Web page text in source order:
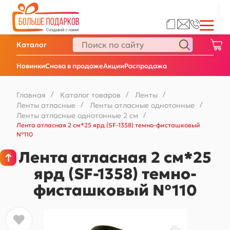
НовинкиСнова в продажеАкцииРаспродажа
Каталог
Главная / Каталог товаров / Ленты /
Ленты атласные / Ленты атласные однотонные /
Ленты атласные однотонные 2 см
/
Лента атласная 2 см*25 ярд (SF-1358) темно-фисташковый
№110
Лента атласная 2 см*25
ярд (SF-1358) темно-
фисташковый №110